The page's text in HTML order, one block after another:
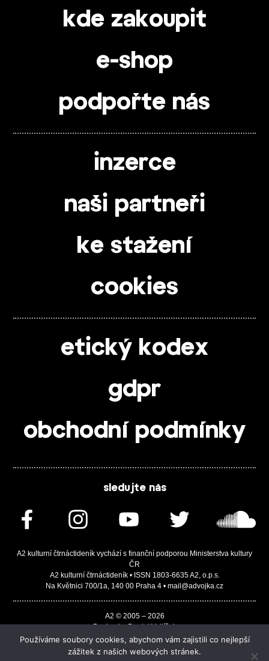
kde zakoupit
e-shop
podpořte nás
inzerce
naši partneři
ke stažení
cookies
etický kodex
gdpr
obchodní podmínky
sledujte nás
A2 kulturní čtrnáctideník vychází s finanční podporou Ministerstva kultury
ČR
A2 kulturní čtrnáctideník • ISSN 1803-6635 A2, o.p.s.
Na Květnici 700/1a, 140 00 Praha 4 • mail@advojka.cz
A2 © 2005 – 2026
Design by Daniel Vojtíšek
Built by JASA-IT & ChSoft
Používáme soubory cookies, abychom vám zajistili co nejlepší
zážitek z našich webových stránek.